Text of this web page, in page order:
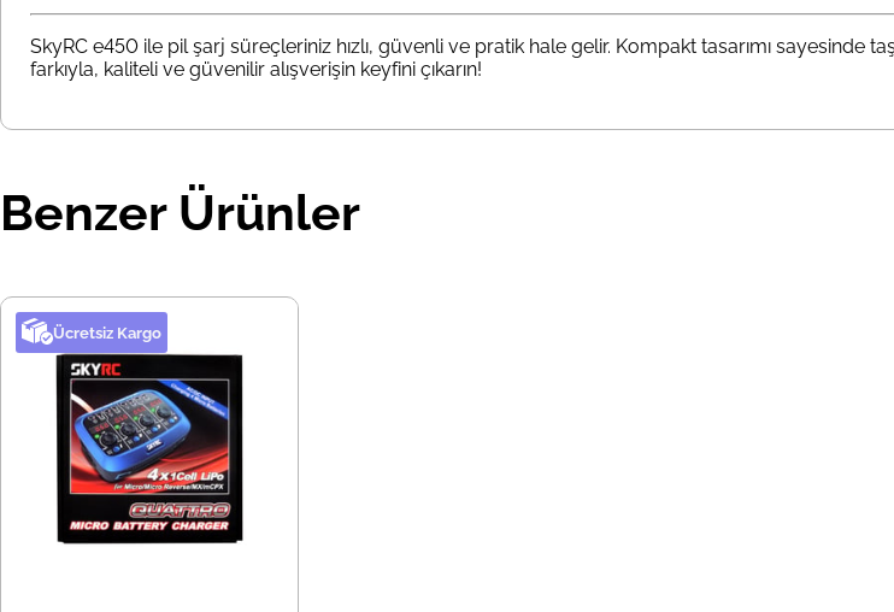
SkyRC e450 ile pil şarj süreçleriniz hızlı, güvenli ve pratik hale gelir. Kompakt tasarımı sayesinde
farkıyla, kaliteli ve güvenilir alışverişin keyfini çıkarın!
Benzer Ürünler
Ücretsiz Kargo